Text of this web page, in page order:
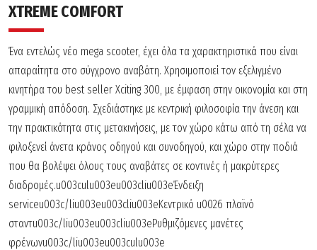
XTREME COMFORT
Ένα εντελώς νέο mega scooter, έχει όλα τα χαρακτηριστικά που είναι
απαραίτητα στο σύγχρονο αναβάτη. Χρησιµοποιεί τον εξελιγµένο
κινητήρα του best seller Χciting 300, µε έµφαση στην οικονοµία και στη
γραµµική απόδοση. Σχεδιάστηκε µε κεντρική φιλοσοφία την άνεση και
την πρακτικότητα στις µετακινήσεις, µε τον χώρο κάτω από τη σέλα να
φιλοξενεί άνετα κράνος οδηγού και συνοδηγού, και χώρο στην ποδιά
που θα βολέψει όλους τους αναβάτες σε κοντινές ή µακρύτερες
διαδροµές.u003culu003eu003cliu003eΈνδειξη
serviceu003c/liu003eu003cliu003eKεντρικό u0026 πλαϊνό
σταντu003c/liu003eu003cliu003eΡυθμιζόμενες μανέτες
φρένωνu003c/liu003eu003culu003e